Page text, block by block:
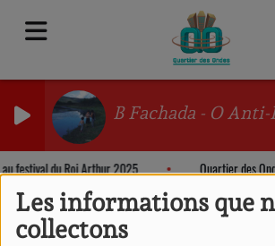
Les informations que
collectons
B Fachada - O
au festival du Roi Arthur 2025 Quartier des